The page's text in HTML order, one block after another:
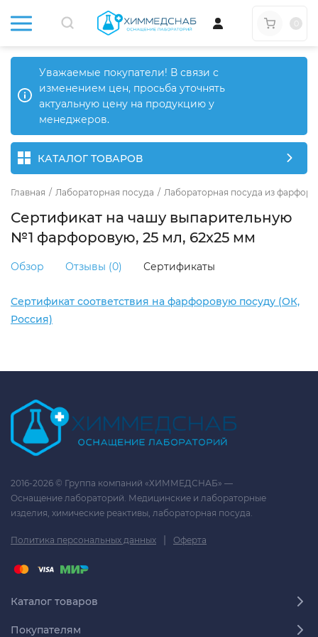
Уважаемые покупатели! В связи с
изменением цен, просьба уточнять
актуальную цену на продукцию у
менеджеров.
КАТАЛОГ ТОВАРОВ
Главная / Лабораторная посуда / Лабораторная посуда из фарфора
Сертификат на чашу выпарительную
№1 фарфоровую, 25 мл, 62х25 мм
Обзор Отзывы (0) Сертификаты
Сертификат соответствия на фарфоровую посуду (ОК,
Россия)
2016-2026 © Группа компаний «ХИММЕДСНАБ» —
Оснащение лабораторий. Медицинские и лабораторные
изделия, химические реактивы, лабораторная посуда.
Политика персональных данных | Оферта
Каталог товаров
Покупателям